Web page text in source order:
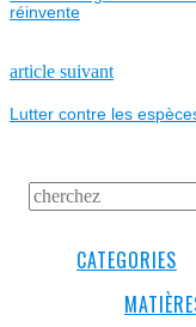
DE
L’ARTICLE
réinvente
article suivantNext
Lutter contre les
CATEGORIES